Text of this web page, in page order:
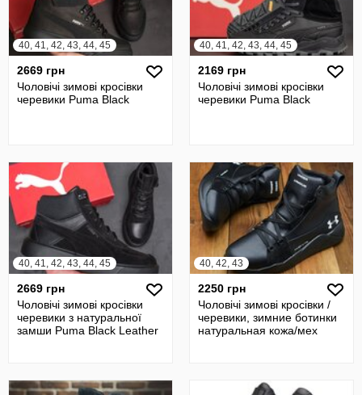
40, 41, 42, 43, 44, 45
2669 грн
Чоловічі зимові кросівки
черевики Puma Black
40, 41, 42, 43, 44, 45
2169 грн
Чоловічі зимові кросівки
черевики Puma Black
40, 41, 42, 43, 44, 45
2669 грн
Чоловічі зимові кросівки
черевики з натуральної
замши Puma Black Leather
40, 42, 43
2250 грн
Чоловічі зимові кросівки /
черевики, зимние ботинки
натуральная кожа/мех